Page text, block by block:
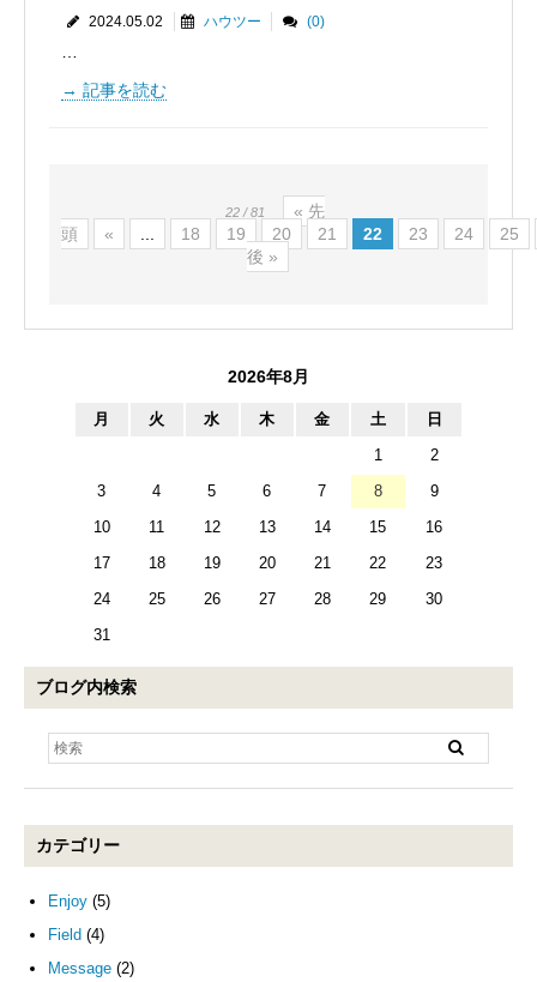
2024.05.02 ハウツー (0)
記事を読む
22 / 81
« 先
頭
« 18 19 20 21 22 23 24
25
後 »
2026年8月
月 火 水 木 金 土
日
1
2
3
4 5 6 7 8
9
10
11 12 13 14 15
16
17
18 19 20 21 22
23
24
25 26 27 28 29
30
31
ブログ内検索
カテゴリー
Enjoy (5)
Field (4)
Message (2)